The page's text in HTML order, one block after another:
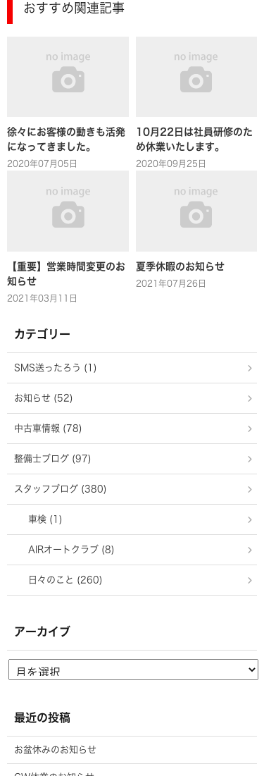
おすすめ関連記事
徐々にお客様の動きも活発
になってきました。
2020年07月05日
10月22日は社員研修のた
め休業いたします。
2020年09月25日
【重要】営業時間変更のお
知らせ
2021年03月11日
夏季休暇のお知らせ
2021年07月26日
カテゴリー
SMS送ったろう (1)
お知らせ (52)
中古車情報 (78)
整備士ブログ (97)
スタッフブログ (380)
車検 (1)
AIRオートクラブ (8)
日々のこと (260)
アーカイブ
最近の投稿
お盆休みのお知らせ